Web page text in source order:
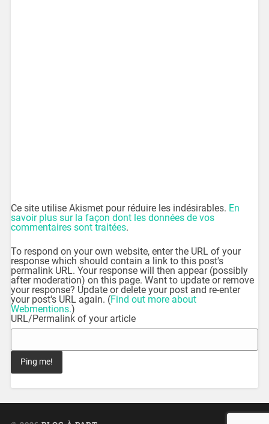
Ce site utilise Akismet pour réduire les indésirables. En
savoir plus sur la façon dont les données de vos
commentaires sont traitées.
To respond on your own website, enter the URL of your
response which should contain a link to this post's
permalink URL. Your response will then appear (possibly
after moderation) on this page. Want to update or remove
your response? Update or delete your post and re-enter
your post's URL again. (Find out more about
Webmentions.)
URL/Permalink of your article